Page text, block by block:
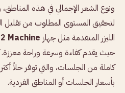
ونوع الشعر الإجمالي في هذه
لتحقيق المستوى المطلوب من تقليل
الليزر المتقدمة مثل جهاز Machine
حيث يقدم كفاءة وسرعة وراحة
كاملة من الجلسات، والتي توفر حلاً
بأسعار الجلسات أو المناطق الفردية.